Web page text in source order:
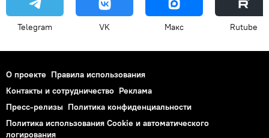
Telegram VK Макс Rutube
О проекте Правила использования
Контакты и сотрудничество Реклама
Пресс-релизы Политика конфиденциальности
Политика использования Cookie и автоматического
логирования